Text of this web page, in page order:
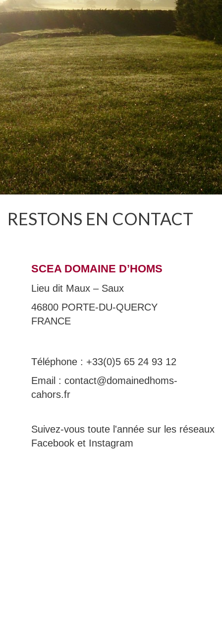
RESTONS EN CONTACT
SCEA DOMAINE D’HOMS
Lieu dit Maux – Saux
46800 PORTE-DU-QUERCY
FRANCE
Téléphone : +33(0)5 65 24 93 12
Email : contact@domainedhoms-
cahors.fr
Suivez-vous toute l'année sur les réseaux
Facebook et Instagram